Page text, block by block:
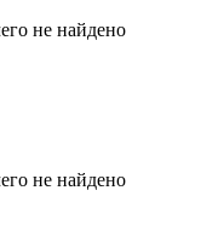
не найдено
не найдено